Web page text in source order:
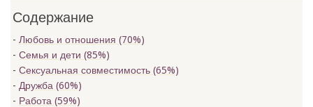
Содержание
Любовь и отношения (70%)
Семья и дети (85%)
Сексуальная совместимость (65%)
Дружба (60%)
Работа (59%)